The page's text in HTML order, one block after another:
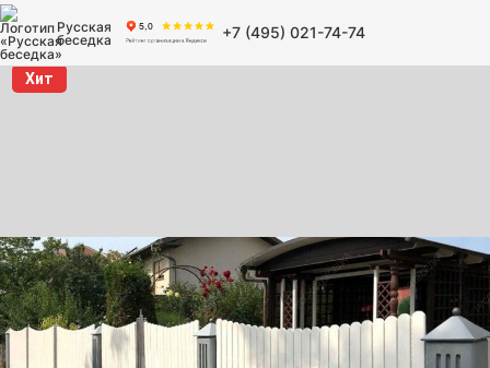
Русская
беседка
+7 (495) 021-74-74
Хит